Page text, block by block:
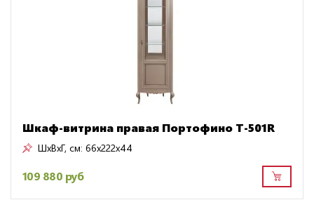
Шкаф-витрина правая Портофино Т-501R
ШxВxГ, см: 66x222x44
109 880 руб